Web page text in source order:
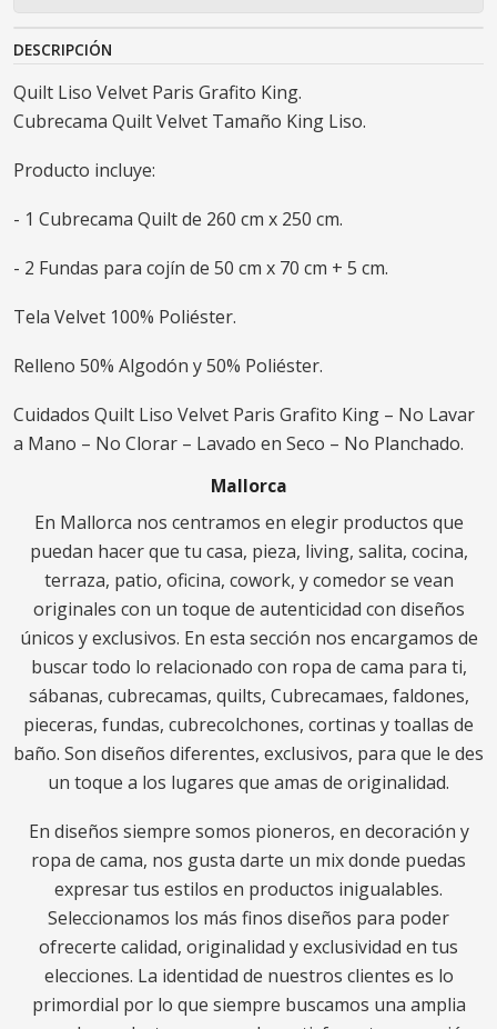
DESCRIPCIÓN
Quilt Liso Velvet Paris Grafito King.
Cubrecama Quilt Velvet Tamaño King Liso.
Producto incluye:
- 1 Cubrecama Quilt de 260 cm x 250 cm.
- 2 Fundas para cojín de 50 cm x 70 cm + 5 cm.
Tela Velvet 100% Poliéster.
Relleno 50% Algodón y 50% Poliéster.
Cuidados Quilt Liso Velvet Paris Grafito King – No Lavar
a Mano – No Clorar – Lavado en Seco – No Planchado.
Mallorca
En Mallorca nos centramos en elegir productos que
puedan hacer que tu casa, pieza, living, salita, cocina,
terraza, patio, oficina, cowork, y comedor se vean
originales con un toque de autenticidad con diseños
únicos y exclusivos. En esta sección nos encargamos de
buscar todo lo relacionado con ropa de cama para ti,
sábanas, cubrecamas, quilts, Cubrecamaes, faldones,
pieceras, fundas, cubrecolchones, cortinas y toallas de
baño. Son diseños diferentes, exclusivos, para que le des
un toque a los lugares que amas de originalidad.
En diseños siempre somos pioneros, en decoración y
ropa de cama, nos gusta darte un mix donde puedas
expresar tus estilos en productos inigualables.
Seleccionamos los más finos diseños para poder
ofrecerte calidad, originalidad y exclusividad en tus
elecciones. La identidad de nuestros clientes es lo
primordial por lo que siempre buscamos una amplia